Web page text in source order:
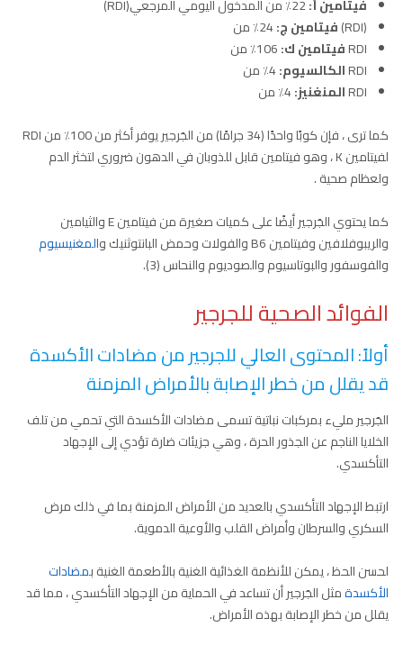
فيتامين أ:
(RDI)
فيتامين ج:
RDIفيتامين ك:
RDIالكالسيوم:
RDIالمنغنيز:
كما ترى ، فإن كوبًا واحدًا (34 جرامًا) من الجَرجير يوفر أكثر من 100٪ من RDI
لفيتامين K ، وهو فيتامين قابل للذوبان في الدهون ضروري لتخثر الدم
ولعظام صحية .
كما يحتوي الجَرجير أيضًا على كميات صغيرة من فيتامين E والثيامين
والريبوفلافين وفيتامين B6 والفولات وحمض البانتوثنيك و
المغنيسيوم
والفوسفور والبوتاسيوم والصوديوم والنحاس (3).
الفوائد الصحية للجرجير
أولاً: المحتوى العالي للجرجير من مضادات الأكسدة
قد يقلل من خطر الإصابة بالأمراض المزمنة
الجَرجير مليء بمركبات نباتية تسمى مضادات الأكسدة التي تحمي من تلف
الخلايا الناجم عن الجذور الحرة ، وهي جزيئات ضارة تؤدي إلى الإجهاد
التأكسدي.
ارتبط الإجهاد التأكسدي بالعديد من الأمراض المزمنة بما في ذلك مرض
السكري والسرطان وأمراض القلب والأوعية الدموية.
لحسن الحظ ، يمكن للأنظمة الغذائية الغنية بالأطعمة الغنية بمضادات
الأكسدةمثل الجَرجير أن تساعد في الحماية من الإجهاد التأكسدي ، مما قد
يقلل من خطر الإصابة بهذه الأمراض.